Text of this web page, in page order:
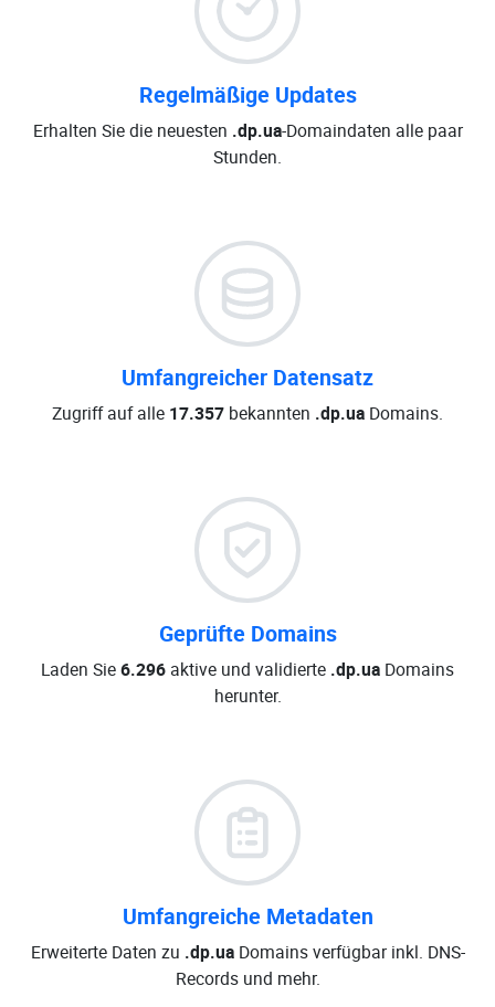
Regelmäßige Updates
Erhalten Sie die neuesten .dp.ua-Domaindaten alle paar
Stunden.
Umfangreicher Datensatz
Zugriff auf alle 17.357 bekannten .dp.ua Domains.
Geprüfte Domains
Laden Sie6.296 aktive und validierte .dp.ua Domains
herunter.
Umfangreiche Metadaten
Erweiterte Daten zu .dp.uaDomains verfügbar inkl. DNS-
Records und mehr.